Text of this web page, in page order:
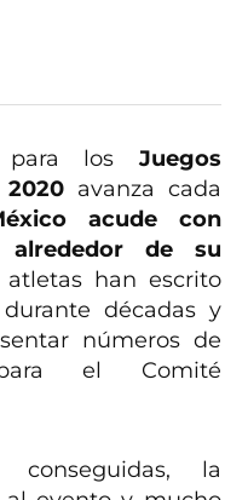
para los Juegos
avanza cada
acude con
alrededor de su
han escrito
décadas y
números de
el Comité
la